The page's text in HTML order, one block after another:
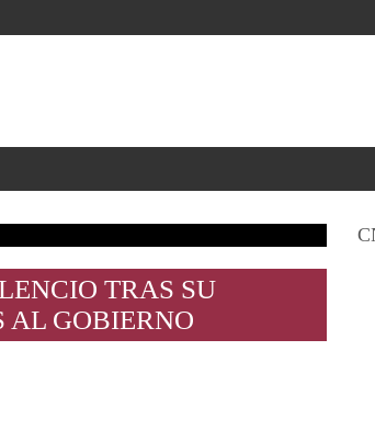
TRAS SU
AL GOBIERNO